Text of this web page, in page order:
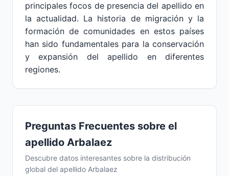
principales focos de presencia del apellido en
la actualidad. La historia de migración y la
formación de comunidades en estos países
han sido fundamentales para la conservación
y expansión del apellido en diferentes
regiones.
Preguntas Frecuentes sobre el
apellido Arbalaez
Descubre datos interesantes sobre la distribución
global del apellido Arbalaez